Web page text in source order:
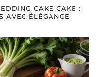
CAKE CAKE :
AVEC ÉLÉGANCE